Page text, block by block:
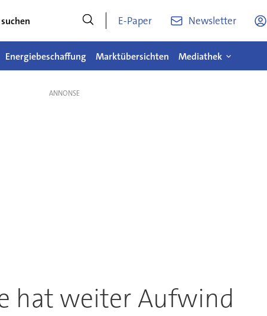
E-Paper Newsletter
Energiebeschaffung Marktübersichten Mediathek
hat weiter Aufwind